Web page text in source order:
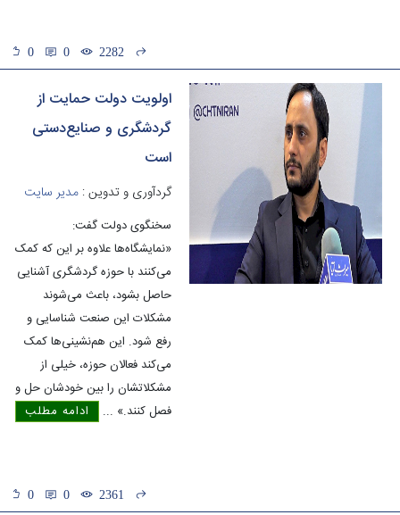
2282
0
0
اولویت دولت حمایت از
گردشگری و صنایع‌دستی
است
گردآوری و تدوین :مدیر سایت
سخنگوی دولت گفت:
«نمایشگاه‌ها علاوه بر این که کمک
می‌کنند با حوزه گردشگری آشنایی
حاصل بشود، باعث می‌شوند
مشکلات این صنعت شناسایی و
رفع شود. این هم‌نشینی‌ها کمک
می‌کند فعالان حوزه، خیلی از
مشکلاتشان را بین خودشان حل و
فصل کنند.»... ادامه مطلب
2361
0
0